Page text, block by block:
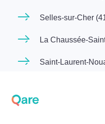
Selles-sur-Cher
La Chaussée-
Saint-Laurent-